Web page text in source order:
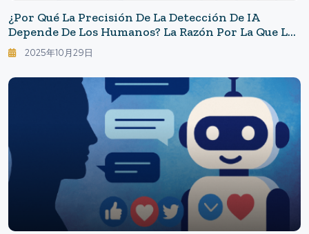
¿Por Qué La Precisión De La Detección De IA
Depende De Los Humanos? La Razón Por La Que La
Humanidad Es Clave
2025年10月29日